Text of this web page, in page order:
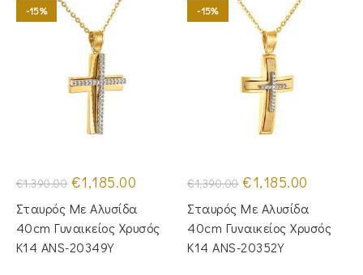
-15%
€1,390.00 Original
price
was:
€1,390.00.
€1,185.00
είναι:
€1,185.00.
Σταυρός Mε Aλυσίδα
40cm Γυναικείος Χρυσός
Κ14 ANS-20349Y
-15%
€1,390.00 Original
price
was:
€1,390.00.
€1,185.00
είναι:
€1,185.00.
Σταυρός Με Αλυσίδα
40cm Γυναικείος Χρυσός
Κ14 ANS-20352Y